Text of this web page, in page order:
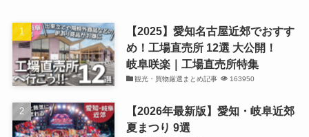
【2025】愛知名古屋近郊でおすす
め！工場直売所 12選 大公開！
岐阜咲楽｜工場直売所特集
観光・買物厳選まとめ記事 163950
【2026年最新版】愛知・岐阜近郊
夏まつり 9選